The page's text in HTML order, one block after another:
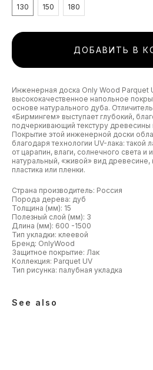
130
150 180
ДОБАВИТЬ В
Инженерная доска Only Wood Parquet
высококачественное напольное
основе натурального дуба.
«Бирмингем» выступает глубокий,
подчеркивающий текстуру древесины
Покрытие этой инженерной доски
благодаря технологии UV-лака: такой
от царапин, влаги, солнечного света и
натуральный, «живой» вид древесине,
пластика или пленки.
Страна производитель: Россия
Порода дерева: дуб
Толщина (мм): 15
Полезный слой (мм): 3
Длина (мм): 600 -1500
Тип укладки: клеевой
Бренд: OnlyWood
Защитное покрытие: Лак
Коллекция: Parquet UV
Тип рисунка: палубная укладка
See also